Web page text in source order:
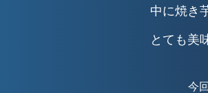
中に焼き
とても美
今